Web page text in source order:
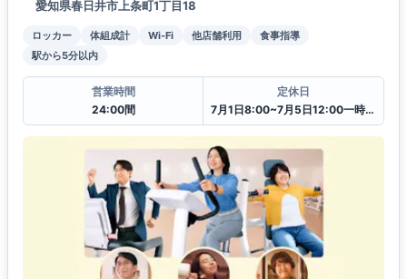
愛知県春日井市上条町1丁目18
ロッカー 体組成計 Wi-Fi 他店舗利用
食事指導
駅から5分以内
営業時間
24:00間
定休日
7月1日8:00~7月5日12:00一時閉館中